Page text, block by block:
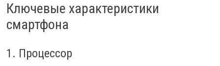
Ключевые характеристики
смартфона
1. Процессор